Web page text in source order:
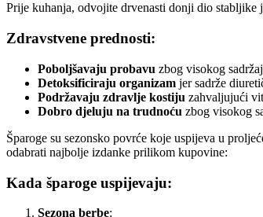
Prije kuhanja, odvojite drvenasti donji dio
Zdravstvene prednosti:
Poboljšavaju probavu zbog visokog
Detoksificiraju organizam jer sadrže
Podržavaju zdravlje kostiju zahvaljujući
Dobro djeluju na trudnoću zbog visokog
Šparoge su sezonsko povrće koje uspijeva u
odabrati najbolje izdanke prilikom kupovine:
Kada šparoge uspijevaju:
Sezona berbe: